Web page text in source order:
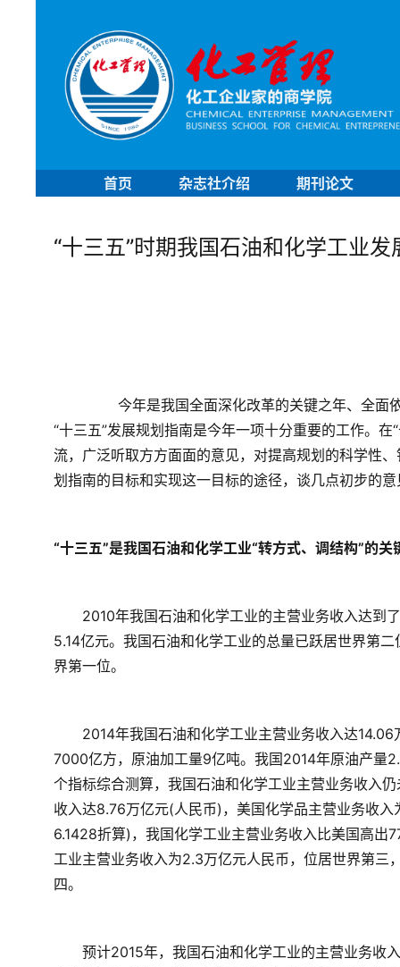
首页 杂志社介绍 期刊论文
“十三五”时期我国石油和化学工业
“十三五”发展规划指南是今年一项十分重要的工作。
流，广泛听取方方面面的意见，对提高规划的科学性
划指南的目标和实现这一目标的途径，谈几点初步的
“十三五”是我国石油和化学工业“转方式、调结构”的关
2010年我国石油和化学工业的主营业务收入达到
5.14亿元。我国石油和化学工业的总量已跃居世界第
界第一位。
2014年我国石油和化学工业主营业务收入达14.06
7000亿方，原油加工量9亿吨。我国2014年原油产量
个指标综合测算，我国石油和化学工业主营业务收入
收入达8.76万亿元(人民币)，美国化学品主营业务收
6.1428折算)，我国化学工业主营业务收入比美国高出
工业主营业务收入为2.3万亿元人民币，位居世界第三
四。
预计2015年，我国石油和化学工业的主营业务收入